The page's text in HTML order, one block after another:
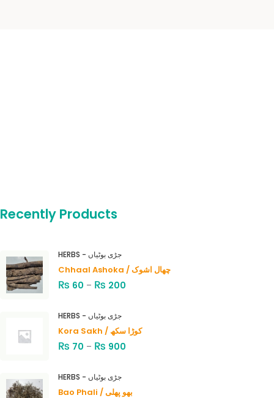
Recently Products
HERBS - جڑی بوٹیاں
Chhaal Ashoka / چھال اشوک
₨ 60 – ₨ 200
HERBS - جڑی بوٹیاں
Kora Sakh / کوڑا سکھ
₨ 70 – ₨ 900
HERBS - جڑی بوٹیاں
Bao Phali / بھو پھلی